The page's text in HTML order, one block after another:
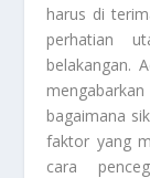
harus di
perhatian
belakangan.
bagaimana
faktor yang
cara